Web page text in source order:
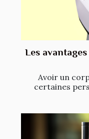
Les
Avoir un
certaines